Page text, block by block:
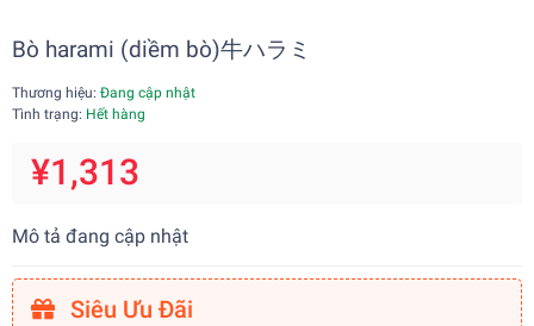
Bò harami (diềm bò)牛ハラミ
Thương hiệu: Đang cập nhật
Tình trạng: Hết hàng
¥1,313
Mô tả đang cập nhật
Siêu Ưu Đãi